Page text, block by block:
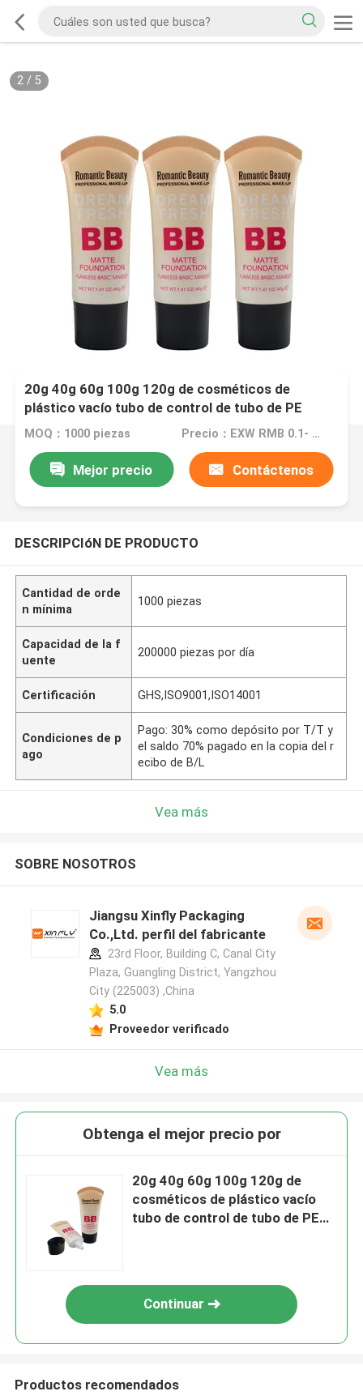
2/ 5
20g 40g 60g 100g 120g de cosméticos de
plástico vacío tubo de control de tubo de PE
fabricante de la crema de mano de la loción de
MOQ：1000 piezas Precio：EXW RMB 0.1- EXW RMB 5
Mejor precio Contáctenos
DESCRIPCIóN DE PRODUCTO
Cantidad de orde
n mínima
1000 piezas
Capacidad de la f
uente
200000 piezas por día
Certificación GHS,ISO9001,ISO14001
Condiciones de p
ago
Pago: 30% como depósito por T/T y
el saldo 70% pagado en la copia del r
ecibo de B/L
Vea más
SOBRE NOSOTROS
Jiangsu Xinfly Packaging
Co.,Ltd. perfil del fabricante
23rd Floor, Building C, Canal City
Plaza, Guangling District, Yangzhou
City (225003) ,China
5.0
Proveedor verificado
Vea más
Obtenga el mejor precio por
20g 40g 60g 100g 120g de
cosméticos de plástico vacío
tubo de control de tubo de PE
Continuar
Productos recomendados